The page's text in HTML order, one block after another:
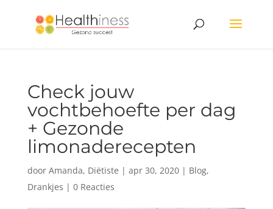
Check jouw
vochtbehoefte per dag
+ Gezonde
limonaderecepten
door Amanda, Diëtiste | apr 30, 2020| Blog,
Drankjes | 0 Reacties